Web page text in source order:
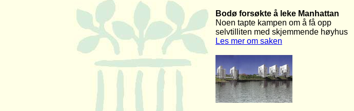
Bodø forsøkte å leke Manhattan
Noen tapte kampen om å få opp
selvtilliten med skjemmende høyhus
Les mer om saken